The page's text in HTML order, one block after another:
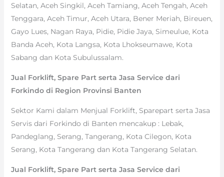
Selatan, Aceh Singkil, Aceh Tamiang, Aceh Tengah, Aceh
Tenggara, Aceh Timur, Aceh Utara, Bener Meriah, Bireuen,
Gayo Lues, Nagan Raya, Pidie, Pidie Jaya, Simeulue, Kota
Banda Aceh, Kota Langsa, Kota Lhokseumawe, Kota
Sabang dan Kota Subulussalam.
Jual Forklift, Spare Part serta Jasa Service dari
Forkindo di Region Provinsi Banten
Sektor Kami dalam Menjual Forklift, Sparepart serta Jasa
Servis dari Forkindo di Banten mencakup : Lebak,
Pandeglang, Serang, Tangerang, Kota Cilegon, Kota
Serang, Kota Tangerang dan Kota Tangerang Selatan.
Jual Forklift, Spare Part serta Jasa Service dari